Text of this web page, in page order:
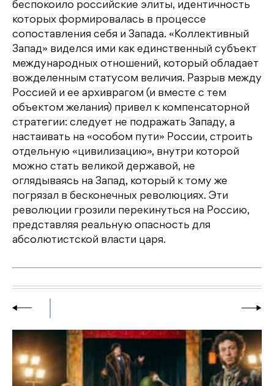
беспокоило российские элиты, идентичность
которых формировалась в процессе
сопоставления себя и Запада. «Коллективный
Запад» виделся ими как единственный субъект
международных отношений, который обладает
вожделенным статусом величия. Разрыв между
Россией и ее архиврагом (и вместе с тем
объектом желания) привел к компенсаторной
стратегии: следует не подражать Западу, а
настаивать на «особом пути» России, строить
отдельную «цивилизацию», внутри которой
можно стать великой державой, не
оглядываясь на Запад, который к тому же
погрязал в бесконечных революциях. Эти
революции грозили перекинуться на Россию,
представляя реальную опасность для
абсолютистской власти царя.